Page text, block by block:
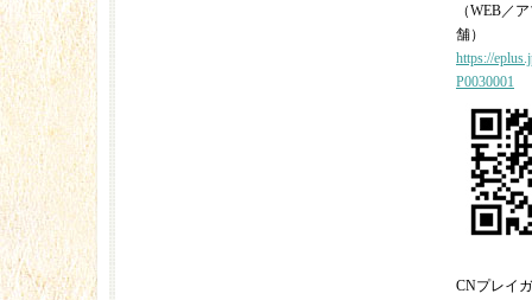
（WEB／
舗）
https://
P0030001
CNプレイ